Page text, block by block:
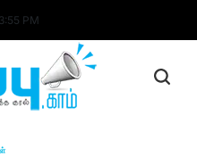
:56 PM